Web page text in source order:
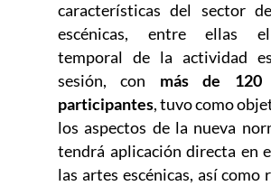
características del sector
escénicas, entre ellas
temporal de la actividad
sesión, con más de 120
participantes, tuvo como
los aspectos de la nueva
tendrá aplicación directa en
las artes escénicas, así como